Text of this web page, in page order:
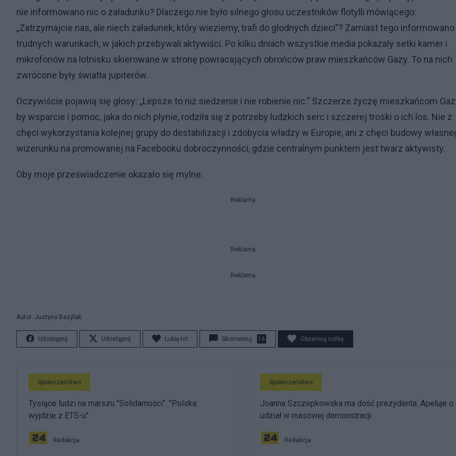
nie informowano nic o załadunku? Dlaczego nie było silnego głosu uczestników flotylli mówiącego:
„Zatrzymajcie nas, ale niech załadunek, który wieziemy, trafi do głodnych dzieci”? Zamiast tego informowano
trudnych warunkach, w jakich przebywali aktywiści. Po kilku dniach wszystkie media pokazały setki kamer i
mikrofonów na lotnisku skierowane w stronę powracających obrońców praw mieszkańców Gazy. To na nich
zwrócone były światła jupiterów.
Oczywiście pojawią się głosy: „Lepsze to niż siedzenie i nie robienie nic.” Szczerze życzę mieszkańcom
by wsparcie i pomoc, jaka do nich płynie, rodziła się z potrzeby ludzkich serc i szczerej troski o ich los. Nie z
chęci wykorzystania kolejnej grupy do destabilizacji i zdobycia władzy w Europie, ani z chęci budowy
wizerunku na promowanej na Facebooku dobroczynności, gdzie centralnym punktem jest twarz aktywisty.
Oby moje przeświadczenie okazało się mylne.
Reklama
Reklama
Reklama
Autor: Justyna Bazylak
Udostępnij Udostępnij Lubię to! Skomentuj 16 Obserwuj notkę
Społeczeństwo
Tysiące ludzi na marszu "Solidarności". "Polska
wyjdzie z ETS-u"
Redakcja
Społeczeństwo
Joanna Szczepkowska ma dość prezydenta. Apeluje o
udział w masowej demonstracji
Redakcja